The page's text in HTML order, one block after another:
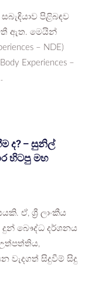
පිළිබඳව
ඇත. මෙයින්
– NDE)
Experiences –
ද? – සුනිල්
හිටපු මහ
ඒ, ශ්‍රී ලාංකීය
දුන් බෞද්ධ දර්ශනය
වැදගත් සිදුවීම් සිදු